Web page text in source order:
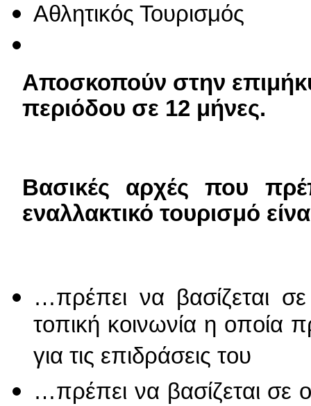
Αθλητικός Τουρισμός
Αποσκοπούν στην
περιόδου σε 12 μήνες.
Βασικές αρχές που
εναλλακτικό τουρισμό
…πρέπει να βασίζεται
τοπική κοινωνία η οποία
για τις επιδράσεις του
…πρέπει να βασίζεται σε